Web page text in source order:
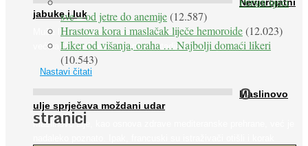
jabuke i luk
Muče li vas tegobe vezane uz srce, oči i živce, od kojih pati
većina dijabetičara u kasnijem stadiju bolesti, jabuke ...
Nastavi čitati
Maslinovo
ulje sprječava moždani udar
Maslinovo ulje, kao osnova zdrave mediteranske prehrane, već je
sve – od jetre do anemije(12.587)
Hrastova kora i maslačak liječe hemoroide(12.023)
Liker od višanja, oraha … Najbolji domaći likeri
(10.543)
O
stranici